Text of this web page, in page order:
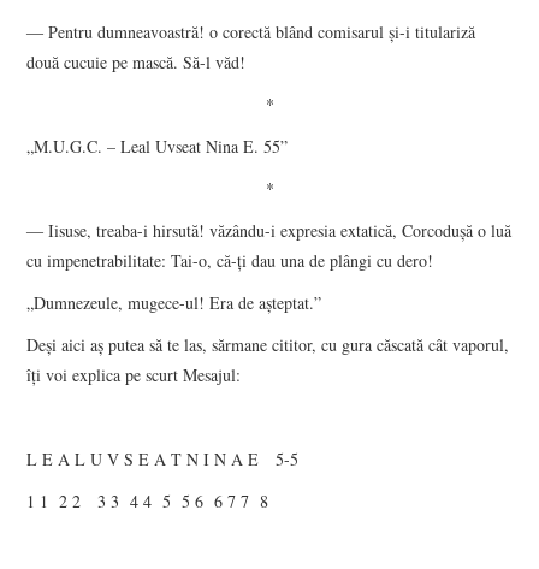
― Pentru dumneavoastră! o corectă blând comisarul şi-i titulariză
două cucuie pe mască. Să-l văd!
*
„M.U.G.C. – Leal Uvseat Nina E. 55”
*
― Iisuse, treaba-i hirsută! văzându-i expresia extatică, Corcoduşă o luă
cu impenetrabilitate: Tai-o, că-ţi dau una de plângi cu dero!
„Dumnezeule, mugece-ul! Era de aşteptat.”
Deşi aici aş putea să te las, sărmane cititor, cu gura căscată cât vaporul,
îţi voi explica pe scurt Mesajul:
L E A L U V S E A T N I N A E 5-5
1 1 2 2 3 3 4 4 5 5 6 6 7 7 8